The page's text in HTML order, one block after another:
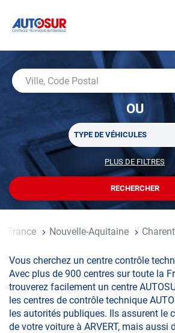
Code
Postal
OU
Sélectionner
un
plusieurs
recherche
TYPE DE VÉHICULES
PLUS DE FILTRES
POUR
PERSONNALISER
VOTRE
RECHERCHE
RECHERCHER
UN
CENTRE
AUTOSUR
France Nouvelle-Aquitaine
Vous cherchez un centre contrôle
Avec plus de 900 centres sur toute la
trouverez facilement un centre
les centres de contrôle technique
les autorités publiques. Ils assurent le
de votre voiture à ARVERT, mais aussi